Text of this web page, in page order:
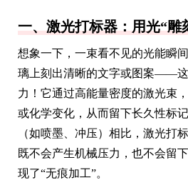
一、激光打标器：用光“雕
想象一下，一束看不见的光能瞬
璃上刻出清晰的文字或图案——
力！它通过高能量密度的激光束
或化学变化，从而留下长久性标
（如喷墨、冲压）相比，激光打
既不会产生机械压力，也不会留
现了“无痕加工”。